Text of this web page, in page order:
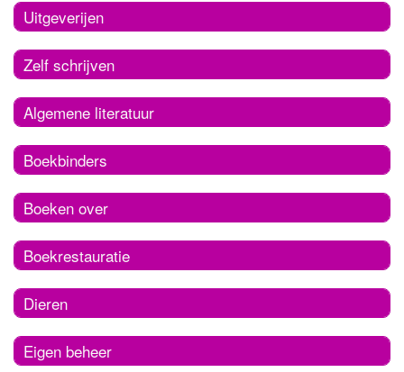
Uitgeverijen
Zelf schrijven
Algemene literatuur
Boekbinders
Boeken over
Boekrestauratie
Dieren
Eigen beheer